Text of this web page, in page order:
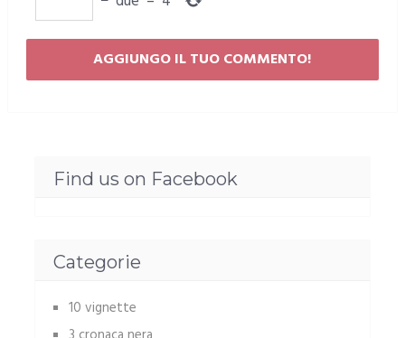
Find us on Facebook
Categorie
10 vignette